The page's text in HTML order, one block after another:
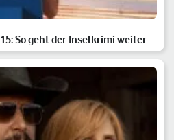
So geht der Inselkrimi weiter